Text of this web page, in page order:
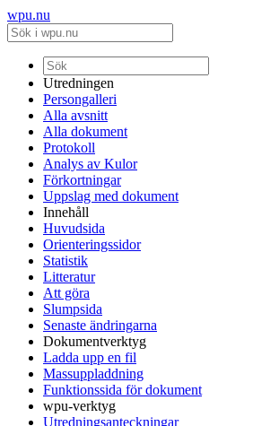
wpu.nu
Utredningen
Persongalleri
Alla avsnitt
Alla dokument
Protokoll
Analys av Kulor
Förkortningar
Uppslag med dokument
Innehåll
Huvudsida
Orienteringssidor
Statistik
Litteratur
Att göra
Slumpsida
Senaste ändringarna
Dokumentverktyg
Ladda upp en fil
Massuppladdning
Funktionssida för dokument
wpu-verktyg
Utredningsanteckningar